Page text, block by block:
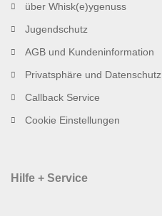
über Whisk(e)ygenuss
Jugendschutz
AGB und Kundeninformation
Privatsphäre und Datenschutz
Callback Service
Cookie Einstellungen
Hilfe + Service